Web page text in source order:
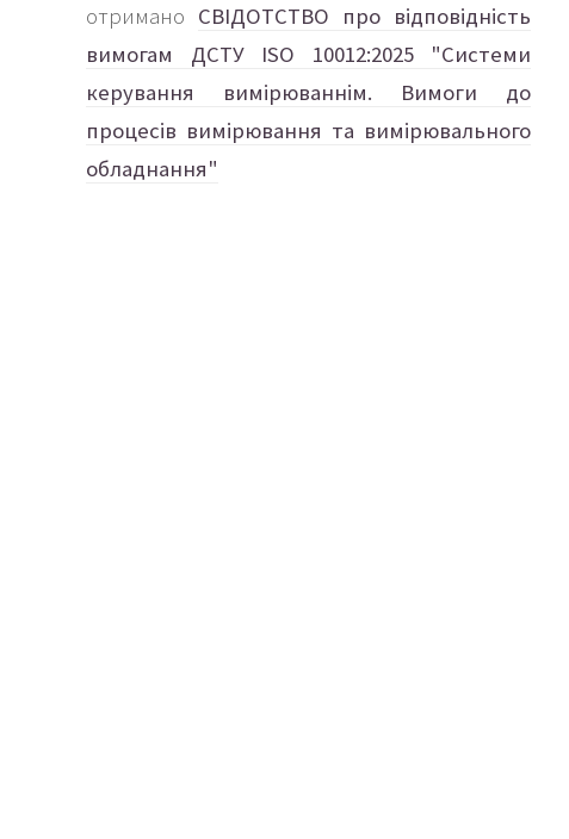
отримано СВІДОТСТВО про відповідність
вимогам ДСТУ ISO 10012:2025 "Системи
керування вимірюваннім. Вимоги до
процесів вимірювання та вимірювального
обладнання"